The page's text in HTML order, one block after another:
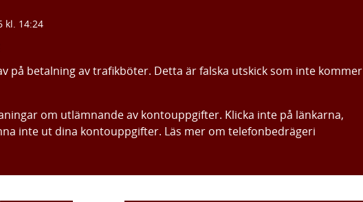
kl. 14:24
på betalning av trafikböter. Detta är falska utskick som inte kommer
om utlämnande av kontouppgifter. Klicka inte på länkarna,
inte ut dina kontouppgifter. Läs mer om telefonbedrägeri